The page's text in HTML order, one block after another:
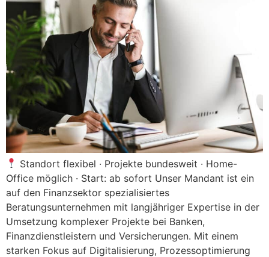
Standort flexibel · Projekte bundesweit · Home-
Office möglich · Start: ab sofort Unser Mandant ist ein
auf den Finanzsektor spezialisiertes
Beratungsunternehmen mit langjähriger Expertise in der
Umsetzung komplexer Projekte bei Banken,
Finanzdienstleistern und Versicherungen. Mit einem
starken Fokus auf Digitalisierung, Prozessoptimierung